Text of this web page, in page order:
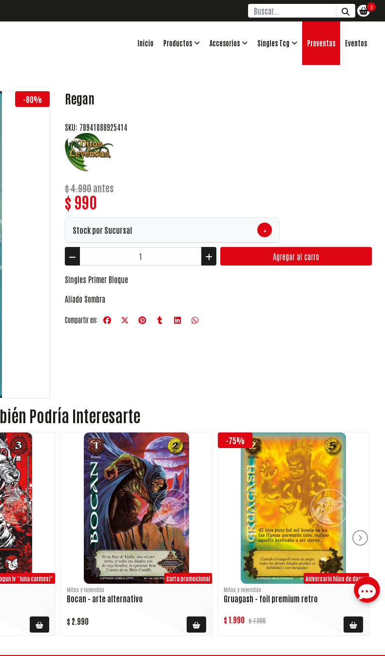
0
Inicio Productos Accesorios Singles Tcg Preventas Eventos
-80% Regan
SKU: 70941088925414
$ 4.990antes
$ 990
Stock por Sucursal +
Agregar al carro
Singles Primer Bloque
Aliado Sombra
Compartir en:
Podría Interesarte
iv "luna carmesi" Carta promocional
Mitos y leyendas
Bocan - arte alternativo
$ 2.990
-75%
Aniversario hijos de daana
Mitos y leyendas
Gruagash - foil premium retro
$ 1.990 $ 7.990